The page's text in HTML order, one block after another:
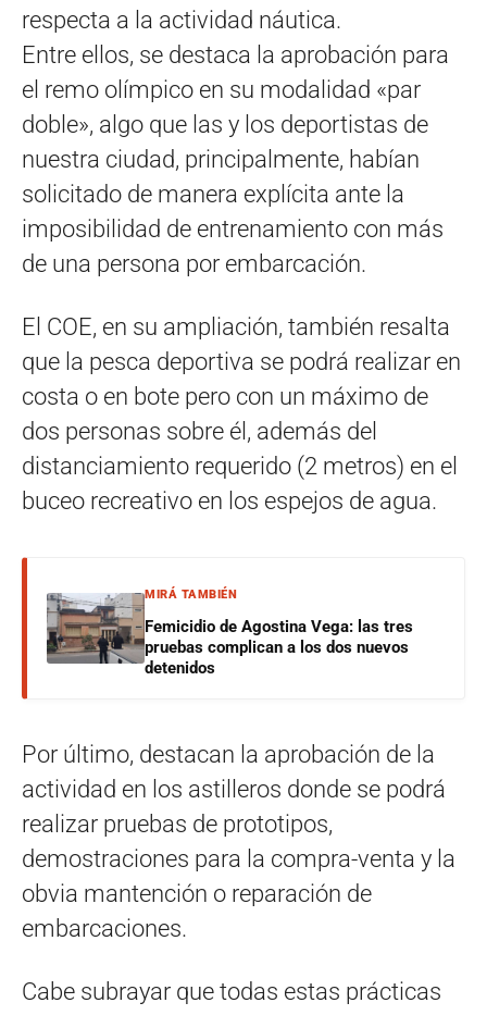
respecta a la actividad náutica.
Entre ellos, se destaca la aprobación para
el remo olímpico en su modalidad «par
doble», algo que las y los deportistas de
nuestra ciudad, principalmente, habían
solicitado de manera explícita ante la
imposibilidad de entrenamiento con más
de una persona por embarcación.
El COE, en su ampliación, también resalta
que la pesca deportiva se podrá realizar en
costa o en bote pero con un máximo de
dos personas sobre él, además del
distanciamiento requerido (2 metros) en el
buceo recreativo en los espejos de agua.
MIRÁ TAMBIÉN
Femicidio de Agostina Vega: las tres
pruebas complican a los dos nuevos
detenidos
Por último, destacan la aprobación de la
actividad en los astilleros donde se podrá
realizar pruebas de prototipos,
demostraciones para la compra-venta y la
obvia mantención o reparación de
embarcaciones.
Cabe subrayar que todas estas prácticas